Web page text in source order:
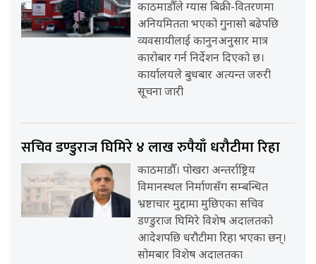
काठमाडौँले ग्यास बिक्री-वितरणमा
अनियमितता भएको गुनासो बढेपछि
व्यवसायीलाई कानुनअनुसार मात्र
कारोबार गर्न निर्देशन दिएको छ।
कार्यालयले बुधबार अत्यन्त जरुरी
सूचना जारी
सचिव डण्डुराज घिमिरे ४ लाख रुपैयाँ धरौटीमा रिहा
काठमाडौँ। पोखरा अन्तर्राष्ट्रिय
विमानस्थल निर्माणसँग सम्बन्धित
भ्रष्टाचार मुद्दामा मुछिएका सचिव
डण्डुराज घिमिरे विशेष अदालतको
आदेशपछि धरौटीमा रिहा भएका छन्।
सोमबार विशेष अदालतका